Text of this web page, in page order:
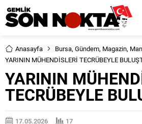
Anasayfa Bursa, Gündem, Magazin,
YARININ MÜHENDİSLERİ TECRÜBEYLE
YARININ
TECRÜBEYLE
17.05.2026
17